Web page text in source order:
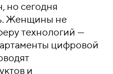
но сегодня
Женщины не
технологий —
цифровой
и